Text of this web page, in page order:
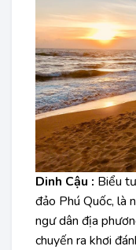
Dinh Cậu : Biểu
đảo Phú Quốc, là
ngư dân địa
chuyến ra khơi